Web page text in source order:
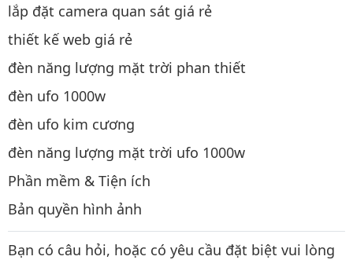
lắp đặt camera quan sát giá rẻ
thiết kế web giá rẻ
đèn năng lượng mặt trời phan thiết
đèn ufo 1000w
đèn ufo kim cương
đèn năng lượng mặt trời ufo 1000w
Phần mềm & Tiện ích
Bản quyền hình ảnh
Bạn có câu hỏi, hoặc có yêu cầu đặt biệt vui lòng